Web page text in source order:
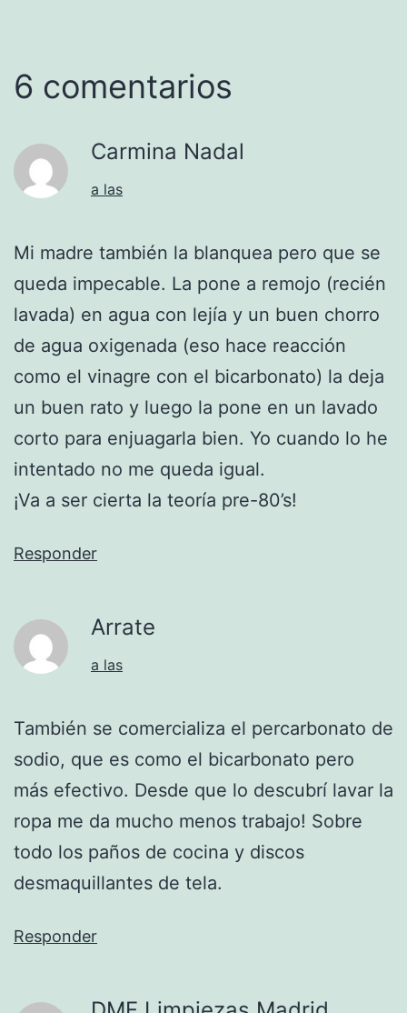
6 comentarios
Carmina Nadal
a las
Mi madre también la blanquea pero que se
queda impecable. La pone a remojo (recién
lavada) en agua con lejía y un buen chorro
de agua oxigenada (eso hace reacción
como el vinagre con el bicarbonato) la deja
un buen rato y luego la pone en un lavado
corto para enjuagarla bien. Yo cuando lo he
intentado no me queda igual.
¡Va a ser cierta la teoría pre-80’s!
Responder
Arrate
a las
También se comercializa el percarbonato de
sodio, que es como el bicarbonato pero
más efectivo. Desde que lo descubrí lavar la
ropa me da mucho menos trabajo! Sobre
todo los paños de cocina y discos
desmaquillantes de tela.
Responder